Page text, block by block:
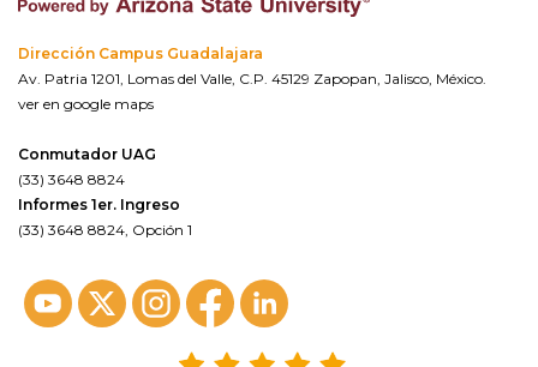
Dirección Campus Guadalajara
Av. Patria 1201, Lomas del Valle, C.P. 45129 Zapopan, Jalisco, México.
ver en google maps
Conmutador UAG
(33) 3648 8824
Informes 1er. Ingreso
(33) 3648 8824, Opción 1